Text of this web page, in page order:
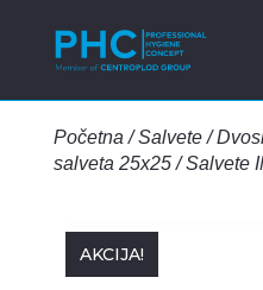
Početna /Salvete/
salveta 25x25/Salvete
AKCIJA!